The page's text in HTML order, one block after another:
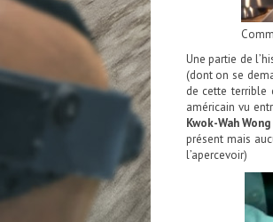
Une partie de
(dont on se
de cette terrible
américain vu
Kwok-Wah Wong
présent mais
l’apercevoir)